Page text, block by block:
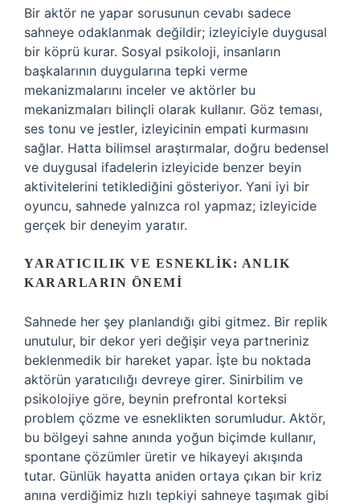
Bir aktör ne yapar sorusunun cevabı sadece
sahneye odaklanmak değildir; izleyiciyle duygusal
bir köprü kurar. Sosyal psikoloji, insanların
başkalarının duygularına tepki verme
mekanizmalarını inceler ve aktörler bu
mekanizmaları bilinçli olarak kullanır. Göz teması,
ses tonu ve jestler, izleyicinin empati kurmasını
sağlar. Hatta bilimsel araştırmalar, doğru bedensel
ve duygusal ifadelerin izleyicide benzer beyin
aktivitelerini tetiklediğini gösteriyor. Yani iyi bir
oyuncu, sahnede yalnızca rol yapmaz; izleyicide
gerçek bir deneyim yaratır.
YARATICILIK VE ESNEKLIK: ANLIK
KARARLARIN ÖNEMI
Sahnede her şey planlandığı gibi gitmez. Bir replik
unutulur, bir dekor yeri değişir veya partneriniz
beklenmedik bir hareket yapar. İşte bu noktada
aktörün yaratıcılığı devreye girer. Sinirbilim ve
psikolojiye göre, beynin prefrontal korteksi
problem çözme ve esneklikten sorumludur. Aktör,
bu bölgeyi sahne anında yoğun biçimde kullanır,
spontane çözümler üretir ve hikayeyi akışında
tutar. Günlük hayatta aniden ortaya çıkan bir kriz
anına verdiğimiz hızlı tepkiyi sahneye taşımak gibi